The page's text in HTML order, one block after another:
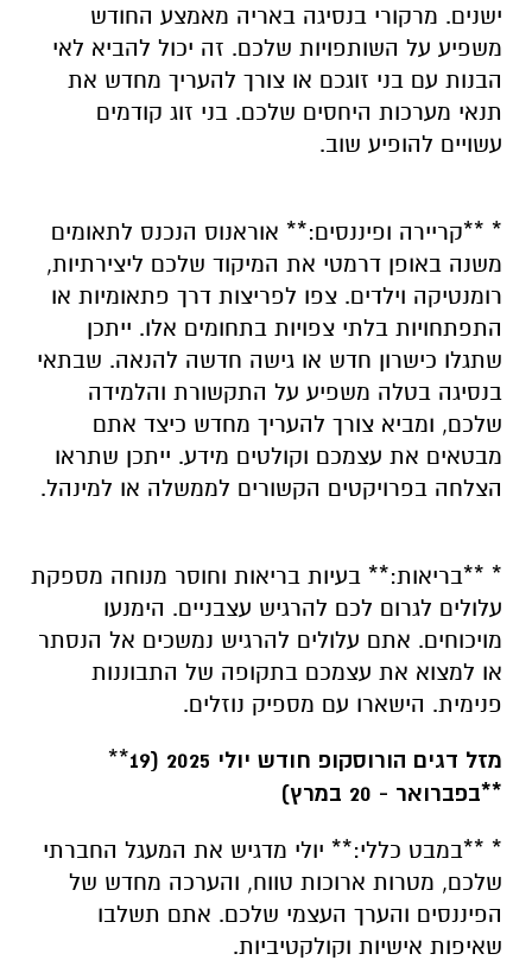
ישנים. מרקורי בנסיגה באריה מאמצע החודש
משפיע על השותפויות שלכם. זה יכול להביא לאי
הבנות עם בני זוגכם או צורך להעריך מחדש את
תנאי מערכות היחסים שלכם. בני זוג קודמים
עשויים להופיע שוב.
* **קריירה ופיננסים:** אוראנוס הנכנס לתאומים
משנה באופן דרמטי את המיקוד שלכם ליצירתיות,
רומנטיקה וילדים. צפו לפריצות דרך פתאומיות או
התפתחויות בלתי צפויות בתחומים אלו. ייתכן
שתגלו כישרון חדש או גישה חדשה להנאה. שבתאי
בנסיגה בטלה משפיע על התקשורת והלמידה
שלכם, ומביא צורך להעריך מחדש כיצד אתם
מבטאים את עצמכם וקולטים מידע. ייתכן שתראו
הצלחה בפרויקטים הקשורים לממשלה או למינהל.
* **בריאות:** בעיות בריאות וחוסר מנוחה מספקת
עלולים לגרום לכם להרגיש עצבניים. הימנעו
מויכוחים. אתם עלולים להרגיש נמשכים אל הנסתר
או למצוא את עצמכם בתקופה של התבוננות
פנימית. הישארו עם מספיק נוזלים.
**מזל דגים הורוסקופ חודש יולי 2025 (19
בפברואר - 20 במרץ)**
* **במבט כללי:** יולי מדגיש את המעגל החברתי
שלכם, מטרות ארוכות טווח, והערכה מחדש של
הפיננסים והערך העצמי שלכם. אתם תשלבו
שאיפות אישיות וקולקטיביות.